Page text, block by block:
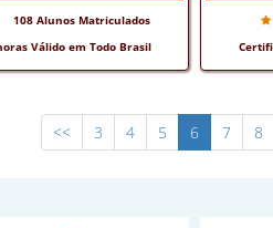
108 Alunos Matriculados
Válido em Todo Brasil
<< 3 4 5 6 7 8